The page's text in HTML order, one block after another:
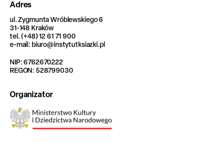
Adres
ul. Zygmunta Wróblewskiego 6
31-148 Kraków
tel. (+48) 12 61 71 900
e-mail: biuro@instytutksiazki.pl
NIP: 6762670222
REGON: 528799030
Organizator